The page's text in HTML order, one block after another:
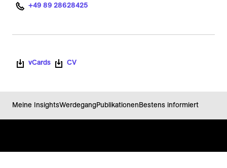
+49 89 28628425
vCards CV
Meine InsightsWerdegangPublikationenBestens informiert